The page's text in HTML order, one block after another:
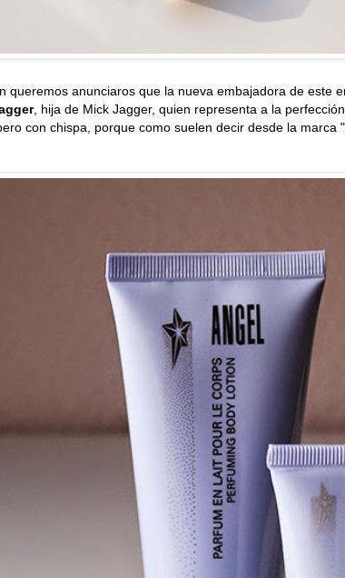
queremos anunciaros que la nueva embajadora de este
, hija de Mick Jagger, quien representa a la
con chispa, porque como suelen decir desde la marca